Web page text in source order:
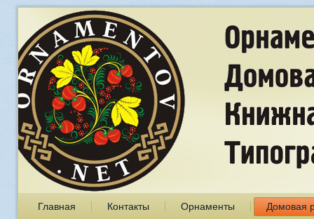
Главная Контакты Орнаменты
Домовая